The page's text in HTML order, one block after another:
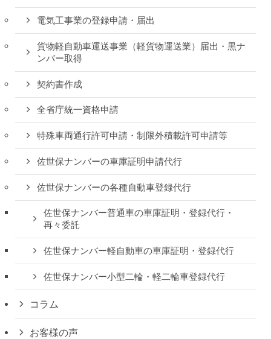
電気工事業の登録申請・届出
貨物軽自動車運送事業（軽貨物運送業）届出・黒ナ
ンバー取得
契約書作成
全省庁統一資格申請
特殊車両通行許可申請・制限外積載許可申請等
佐世保ナンバーの車庫証明申請代行
佐世保ナンバーの各種自動車登録代行
佐世保ナンバー普通車の車庫証明・登録代行・
再々委託
佐世保ナンバー軽自動車の車庫証明・登録代行
佐世保ナンバー小型二輪・軽二輪車登録代行
コラム
お客様の声